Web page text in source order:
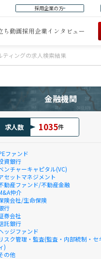
採用企業の方
ち動画採用企業インタビュー
ィングの求人検索結果
金融機関
求人数 1035件
ファンド
資銀行
ンチャーキャピタル(VC)
セットマネジメント
動産ファンド/不動産金融
仲介
険会社/生命保険
行
券会社
託銀行
ッジファンド
リスク管理・監査(監査・内部統制・セ
)
の他